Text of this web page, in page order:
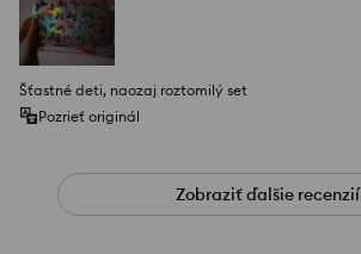
Šťastné deti, naozaj roztomilý set
Pozrieť originál
Zobraziť ďalšie recenzií